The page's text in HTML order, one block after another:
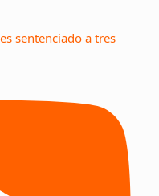
sentenciado a tres